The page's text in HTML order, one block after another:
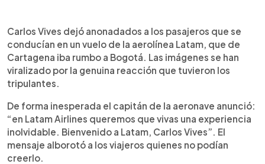
► Escuchar artículo
Carlos Vives dejó anonadados a los pasajeros que se
conducían en un vuelo de la aerolínea Latam, que de
Cartagena iba rumbo a Bogotá. Las imágenes se han
viralizado por la genuina reacción que tuvieron los
tripulantes.
De forma inesperada el capitán de la aeronave anunció:
“en Latam Airlines queremos que vivas una experiencia
inolvidable. Bienvenido a Latam, Carlos Vives”. El
mensaje alborotó a los viajeros quienes no podían
creerlo.